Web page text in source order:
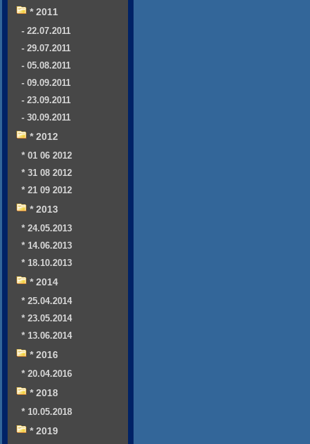
* 2011
- 22.07.2011
- 29.07.2011
- 05.08.2011
- 09.09.2011
- 23.09.2011
- 30.09.2011
* 2012
* 01 06 2012
* 31 08 2012
* 21 09 2012
* 2013
* 24.05.2013
* 14.06.2013
* 18.10.2013
* 2014
* 25.04.2014
* 23.05.2014
* 13.06.2014
* 2016
* 20.04.2016
* 2018
* 10.05.2018
* 2019